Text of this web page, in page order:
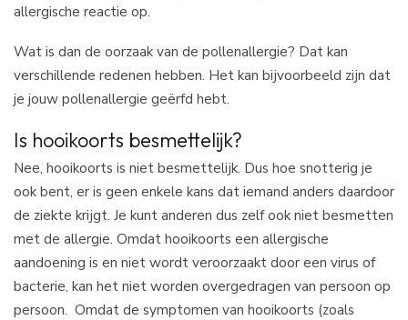
allergische reactie op.
Wat is dan de oorzaak van de pollenallergie? Dat kan
verschillende redenen hebben. Het kan bijvoorbeeld zijn dat
je jouw pollenallergie geërfd hebt.
Is hooikoorts besmettelijk?
Nee, hooikoorts is niet besmettelijk. Dus hoe snotterig je
ook bent, er is geen enkele kans dat iemand anders daardoor
de ziekte krijgt. Je kunt anderen dus zelf ook niet besmetten
met de allergie. Omdat hooikoorts een allergische
aandoening is en niet wordt veroorzaakt door een virus of
bacterie, kan het niet worden overgedragen van persoon op
persoon. Omdat de symptomen van hooikoorts (zoals